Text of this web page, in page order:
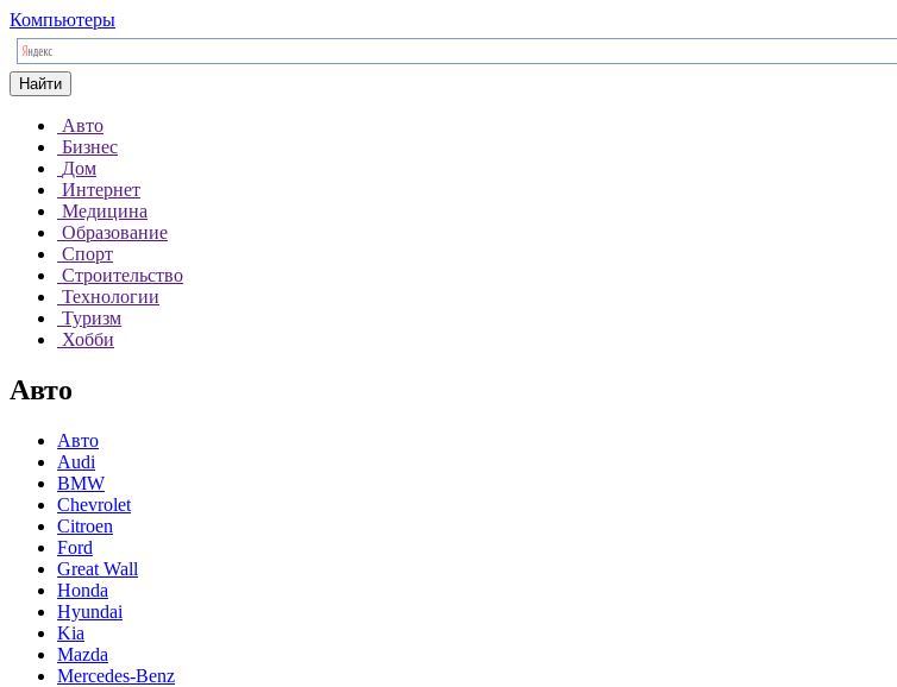
Компьютеры
Найти
Авто
Бизнес
Дом
Интернет
Медицина
Образование
Спорт
Строительство
Технологии
Туризм
Хобби
Авто
Авто
Audi
BMW
Chevrolet
Citroen
Ford
Great Wall
Honda
Hyundai
Kia
Mazda
Mercedes-Benz